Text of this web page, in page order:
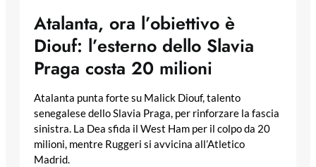
Atalanta, ora l’obiettivo è
Diouf: l’esterno dello Slavia
Praga costa 20 milioni
Atalanta punta forte su Malick Diouf, talento
senegalese dello Slavia Praga, per rinforzare la fascia
sinistra. La Dea sfida il West Ham per il colpo da 20
milioni, mentre Ruggeri si avvicina all’Atletico
Madrid.